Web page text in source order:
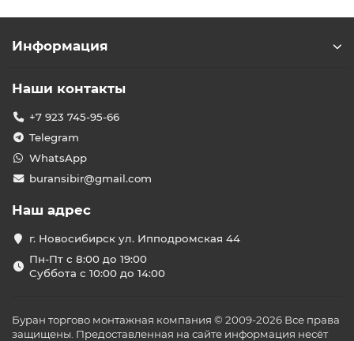
Информация
Наши контакты
+7 923 745-95-66
Telegram
WhatsApp
buransibir@gmail.com
Наш адрес
г. Новосибирск ул. Ипподромская 44
Пн-Пт с 8:00 до 19:00
Суббота с 10:00 до 14:00
Буран торгово монтажная компания © 2009-2026 Все права
защищены. Предоставленная на сайте информация несёт